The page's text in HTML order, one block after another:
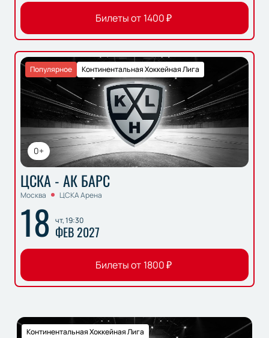
Билеты от 1400₽
0+
Континентальная Хоккейная Лига
Популярное
ЦСКА - АК БАРС
Москва ЦСКА Арена
18 чт, 19:30
ФЕВ 2027
Билеты от 1800₽
Континентальная Хоккейная Лига